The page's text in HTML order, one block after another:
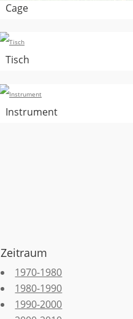
Cage
Tisch
Instrument
Zeitraum
1970-1980
1980-1990
1990-2000